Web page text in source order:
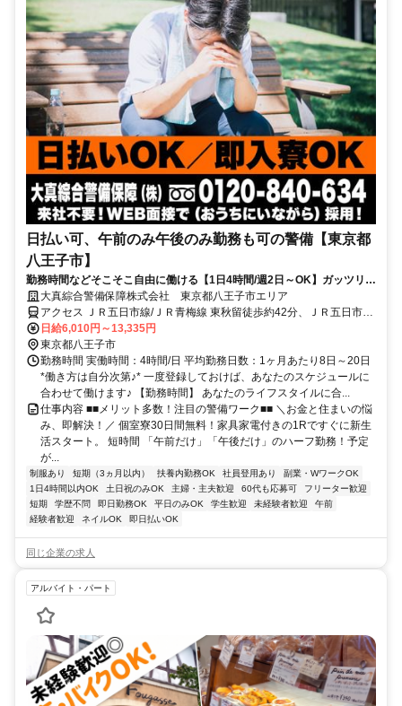
日払い可、午前のみ午後のみ勤務も可の警備【東京都
八王子市】
勤務時間などそこそこ自由に働ける【1日4時間/週2日～OK】ガッツリ稼
ぎたい方は8時間勤務もOK★
大真綜合警備保障株式会社 東京都八王子市エリア
アクセス ＪＲ五日市線/ＪＲ青梅線 東秋留徒歩約42分、ＪＲ五日市線/
ＪＲ青梅線 秋川南口徒歩約42分、ＪＲ五日市線/ＪＲ青梅線 武蔵引田
徒歩約52分 東京都八王子市エリア(京王片倉駅、京王八王子駅、京王
堀之内駅、小宮駅)
日給6,010円～13,335円
東京都八王子市
勤務時間 実働時間：4時間/日 平均勤務日数：1ヶ月あたり8日～20日
*働き方は自分次第♪* 一度登録しておけば、あなたのスケジュールに
合わせて働けます♪ 【勤務時間】 あなたのライフスタイルに合...
仕事内容 ■■メリット多数！注目の警備ワーク■■ ＼お金と住まいの悩
み、即解決！／ 個室寮30日間無料！家具家電付きの1Rですぐに新生
活スタート。 短時間 「午前だけ」「午後だけ」のハーフ勤務！予定
が...
制服あり 短期（3ヵ月以内） 扶養内勤務OK 社員登用あり
副業・WワークOK
1日4時間以内OK
土日祝のみOK 主婦・主夫歓迎 60代も応募可
フリーター歓迎
短期
学歴不問 即日勤務OK 平日のみOK 学生歓迎 未経験者歓迎
午前
経験者歓迎
ネイルOK 即日払いOK
同じ企業の求人
アルバイト・パート